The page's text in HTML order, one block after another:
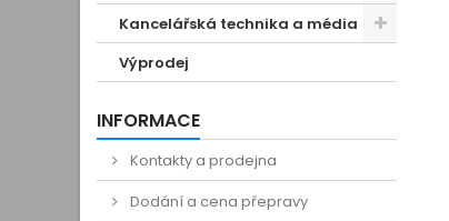
Kancelářská technika a média
Výprodej
INFORMACE
Kontakty a prodejna
Dodání a cena přepravy